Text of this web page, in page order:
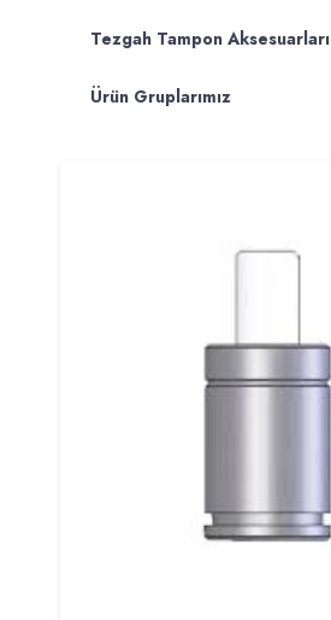
Tezgah Tampon Aksesuarları
Ürün Gruplarımız